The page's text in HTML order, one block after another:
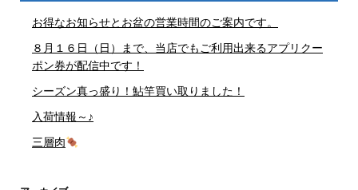
お得なお知らせとお盆の営業時間のご案内です。
８月１６日（日）まで、当店でもご利用出来るアプリクー
ポン券が配信中です！
シーズン真っ盛り！鮎竿買い取りました！
入荷情報～♪
三層肉